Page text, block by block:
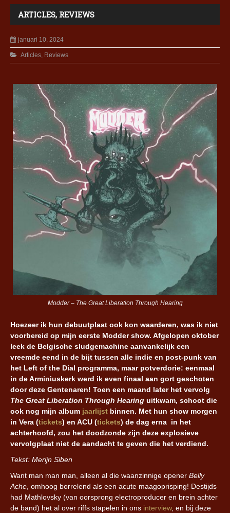
ARTICLES, REVIEWS
januari 10, 2024
Articles, Reviews
Modder – The Great Liberation Through Hearing
Hoezeer ik hun debuutplaat ook kon waarderen, was ik niet
voorbereid op mijn eerste Modder show. Afgelopen oktober
leek de Belgische sludgemachine aanvankelijk een
vreemde eend in de bijt tussen alle indie en post-punk van
het Left of the Dial programma, maar potverdorie: eenmaal
in de Arminiuskerk werd ik even finaal aan gort geschoten
door deze Gentenaren! Toen een maand later het vervolg
The Great Liberation Through Hearing uitkwam, schoot die
ook nog mijn album jaarlijst binnen. Met hun show morgen
in Vera (tickets) en ACU (tickets) de dag erna in het
achterhoofd, zou het doodzonde zijn deze explosieve
vervolgplaat niet de aandacht te geven die het verdiend.
Tekst: Merijn Siben
Want man man man, alleen al die waanzinnige opener Belly
Ache, omhoog borrelend als een acute maagoprisping! Destijds
had Mathlovsky (van oorsprong electroproducer en brein achter
de band) het al over riffs stapelen in ons interview, en bij deze